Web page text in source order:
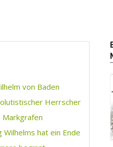
von Baden
Herrscher
Markgrafen
Wilhelms hat ein Ende